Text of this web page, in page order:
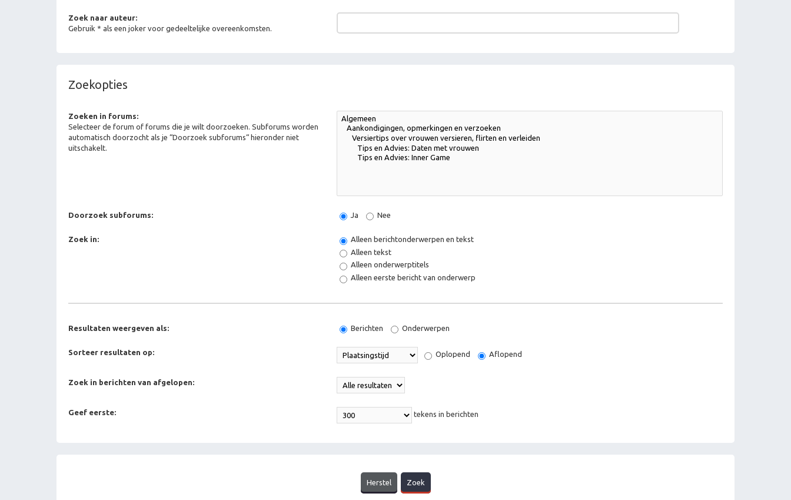
Zoek naar auteur:
Gebruik * als een joker voor gedeeltelijke overeenkomsten.
Zoekopties
Zoeken in forums:
Selecteer de forum of forums die je wilt doorzoeken. Subforums worden
automatisch doorzocht als je “Doorzoek subforums“ hieronder niet
uitschakelt.
Doorzoek subforums: Ja Nee
Zoek in:
Alleen berichtonderwerpen en tekst
Alleen tekst
Alleen onderwerptitels
Alleen eerste bericht van onderwerp
Resultaten weergeven als: Berichten Onderwerpen
Sorteer resultaten op: Oplopend Aflopend
Zoek in berichten van afgelopen:
Geef eerste: tekens in berichten